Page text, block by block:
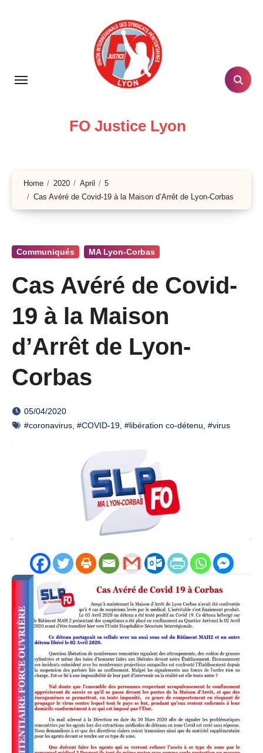
FO Justice Lyon
Home 2020 April
5
Cas Avéré de Covid-19 à la Maison d’Arrêt de Lyon-Corbas
Communiqués MA Lyon-Corbas
Cas Avéré de Covid-
19 à la Maison
d’Arrêt de Lyon-
Corbas
05/04/2020
#coronavirus #COVID-19 #libération co-détenu #virus